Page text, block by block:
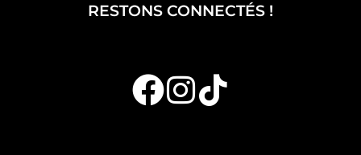
RESTONS CONNECTÉS !